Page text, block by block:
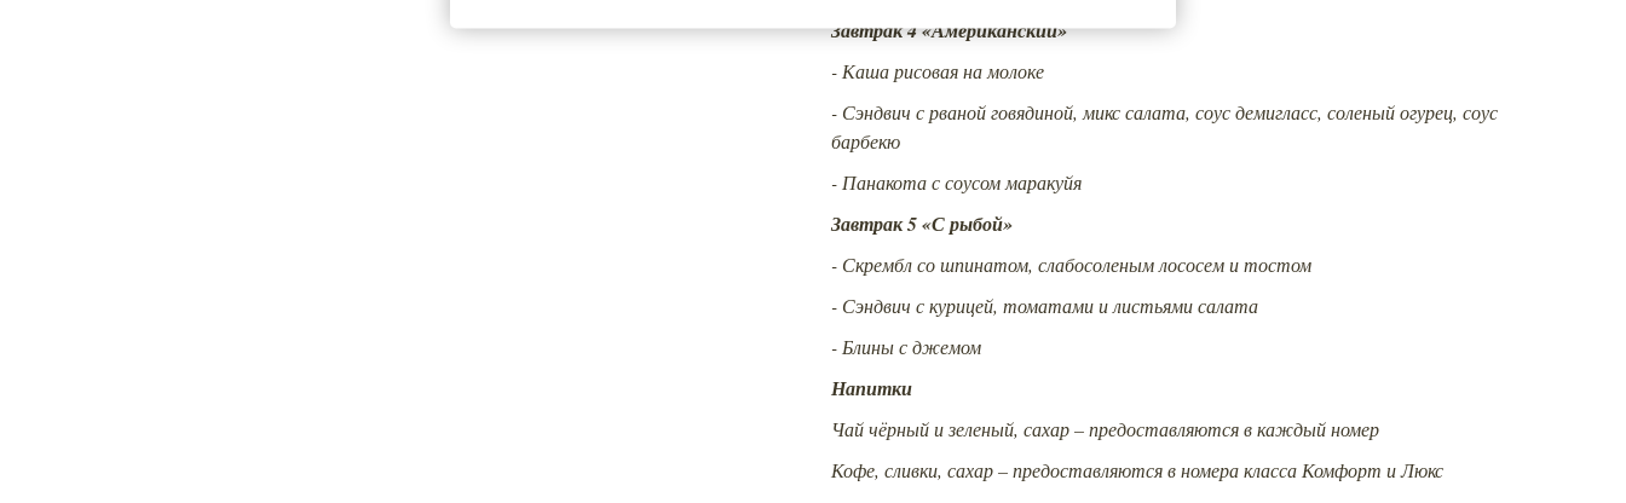
Завтрак 4 «Американский»
- Каша рисовая на молоке
- Сэндвич с рваной говядиной, микс салата, соус демигласс, соленый огурец, соус
барбекю
- Панакота с соусом маракуйя
Завтрак 5 «С рыбой»
- Скрембл со шпинатом, слабосоленым лососем и тостом
- Сэндвич с курицей, томатами и листьями салата
- Блины с джемом
Напитки
Чай чёрный и зеленый, сахар – предоставляются в каждый номер
Кофе, сливки, сахар – предоставляются в номера класса Комфорт и Люкс